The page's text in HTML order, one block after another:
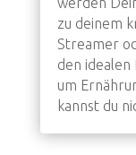
zu deinem
Streamer
den idealen
um
kannst du